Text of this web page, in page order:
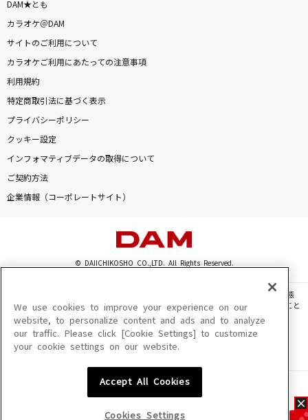
DAM★とも
カラオケ＠DAM
サイトのご利用について
カラオケご利用にあたっての注意事項
利用規約
特定商取引法に基づく表示
プライバシーポリシー
クッキー設定
インフォマティブデータの取得について
ご契約方法
企業情報（コーポレートサイト）
© DAIICHIKOSHO CO.,LTD. All Rights Reserved.
このサイトに掲載されている一切の文章・画像・写真・動画・音声等を、手段や形態
を問わず、著作権法の定める範囲を超えて無断で複製、転載、ファイル化などすること
を禁じます。
楽曲及びコンテンツは、機種によりご利用いただけない場合があります。
楽曲及びコンテンツの配信日、配信内容が変更になる場合があります。
We use cookies to improve your experience on our
website, to personalize content and ads and to analyze
our traffic. Please click [Cookie Settings] to customize
your cookie settings on our website.
Accept All Cookies
Cookies Settings